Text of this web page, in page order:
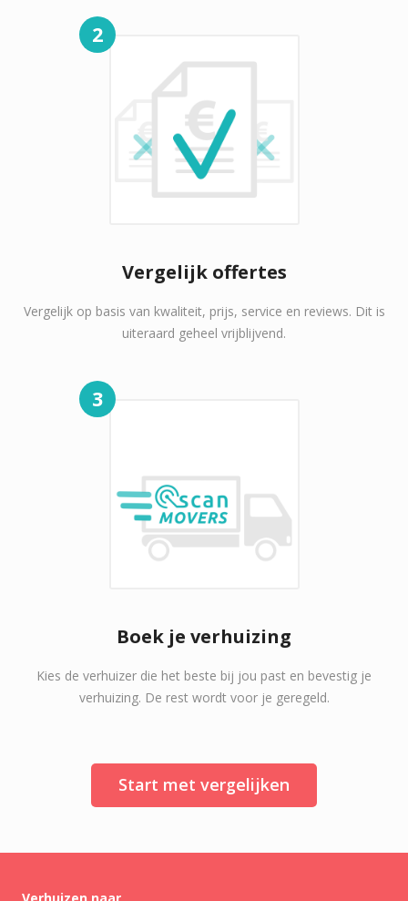
2
Vergelijk offertes
Vergelijk op basis van kwaliteit, prijs, service en reviews. Dit is
uiteraard geheel vrijblijvend.
3
Boek je verhuizing
Kies de verhuizer die het beste bij jou past en bevestig je
verhuizing. De rest wordt voor je geregeld.
Start met vergelijken